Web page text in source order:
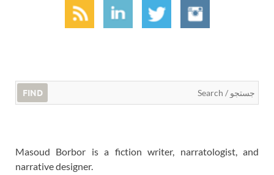
FIND
Masoud Borbor is a fiction writer, narratologist, and
narrative designer.